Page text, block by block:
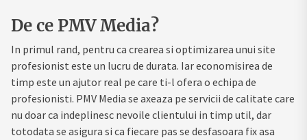
De ce PMV Media?
In primul rand, pentru ca crearea si optimizarea unui site
profesionist este un lucru de durata. Iar economisirea de
timp este un ajutor real pe care ti-l ofera o echipa de
profesionisti. PMV Media se axeaza pe servicii de calitate care
nu doar ca indeplinesc nevoile clientului in timp util, dar
totodata se asigura si ca fiecare pas se desfasoara fix asa